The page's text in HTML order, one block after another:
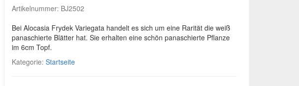
Artikelnummer: BJ2502
Bei Alocasia Frydek Variegata handelt es sich um eine Rarität die weiß
panaschierte Blätter hat. Sie erhalten eine schön panaschierte Pflanze
im 6cm Topf.
Kategorie: Startseite